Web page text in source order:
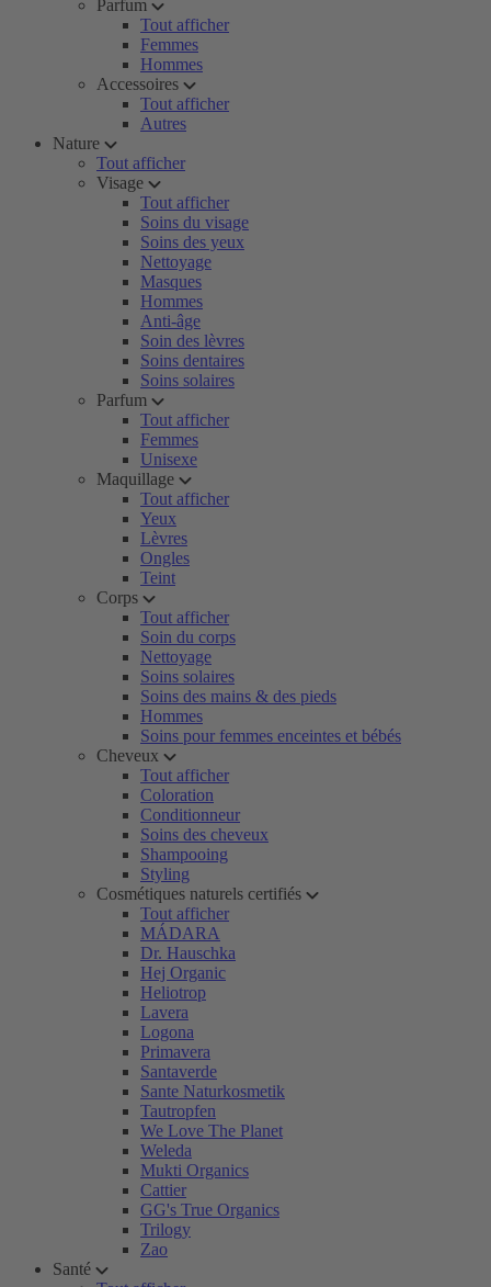
Parfum
Tout afficher
Femmes
Hommes
Accessoires
Tout afficher
Autres
Nature
Tout afficher
Visage
Tout afficher
Soins du visage
Soins des yeux
Nettoyage
Masques
Hommes
Anti-âge
Soin des lèvres
Soins dentaires
Soins solaires
Parfum
Tout afficher
Femmes
Unisexe
Maquillage
Tout afficher
Yeux
Lèvres
Ongles
Teint
Corps
Tout afficher
Soin du corps
Nettoyage
Soins solaires
Soins des mains & des pieds
Hommes
Soins pour femmes enceintes et bébés
Cheveux
Tout afficher
Coloration
Conditionneur
Soins des cheveux
Shampooing
Styling
Cosmétiques naturels certifiés
Tout afficher
MÁDARA
Dr. Hauschka
Hej Organic
Heliotrop
Lavera
Logona
Primavera
Santaverde
Sante Naturkosmetik
Tautropfen
We Love The Planet
Weleda
Mukti Organics
Cattier
GG's True Organics
Trilogy
Zao
Santé